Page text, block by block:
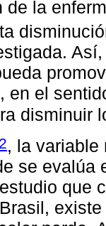
de la
en el
disminuir
, la variable
se evalúa
que